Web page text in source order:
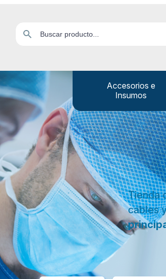
Accesorios e
Insumos
Tienda
cables